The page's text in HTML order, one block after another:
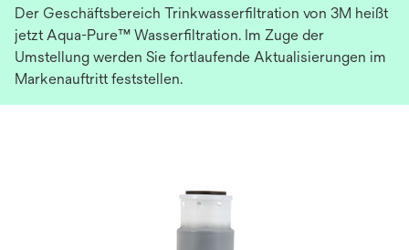
Der Geschäftsbereich Trinkwasserfiltration von 3M heißt
jetzt Aqua-Pure™ Wasserfiltration. Im Zuge der
Umstellung werden Sie fortlaufende Aktualisierungen im
Markenauftritt feststellen.